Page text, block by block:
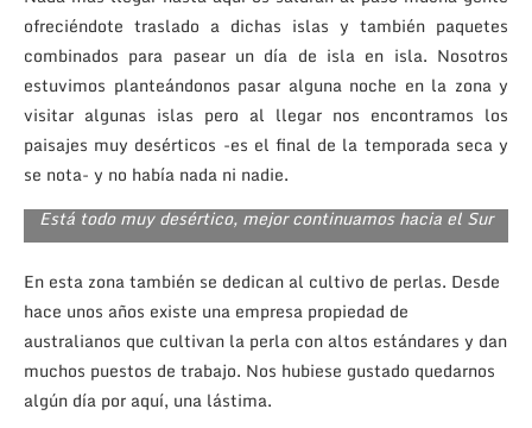
ofreciéndote traslado a dichas islas y también paquetes
combinados para pasear un día de isla en isla. Nosotros
estuvimos planteándonos pasar alguna noche en la zona y
visitar algunas islas pero al llegar nos encontramos los
paisajes muy desérticos -es el final de la temporada seca y
se nota- y no había nada ni nadie.
Está todo muy desértico, mejor continuamos hacia el Sur
En esta zona también se dedican al cultivo de perlas. Desde
hace unos años existe una empresa propiedad de
australianos que cultivan la perla con altos estándares y dan
muchos puestos de trabajo. Nos hubiese gustado quedarnos
algún día por aquí, una lástima.